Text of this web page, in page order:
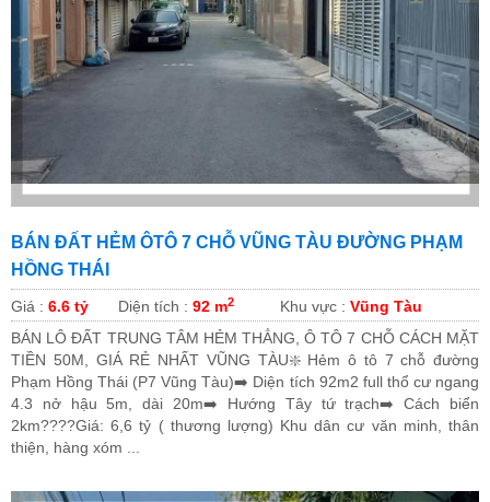
BÁN ĐẤT HẺM ÔTÔ 7 CHỖ VŨNG TÀU ĐƯỜNG PHẠM
HỒNG THÁI
Giá : 6.6 tỷ Diện tích : 92 m2 Khu vực : Vũng Tàu
BÁN LÔ ĐẤT TRUNG TÂM HẺM THẲNG, Ô TÔ 7 CHỖ CÁCH MẶT
TIỀN 50M, GIÁ RẺ NHẤT VŨNG TÀU❇️ Hẻm ô tô 7 chỗ đường
Phạm Hồng Thái (P7 Vũng Tàu)➡️ Diện tích 92m2 full thổ cư ngang
4.3 nở hậu 5m, dài 20m➡️ Hướng Tây tứ trạch➡️ Cách biển
2km????Giá: 6,6 tỷ ( thương lượng) Khu dân cư văn minh, thân
thiện, hàng xóm ...